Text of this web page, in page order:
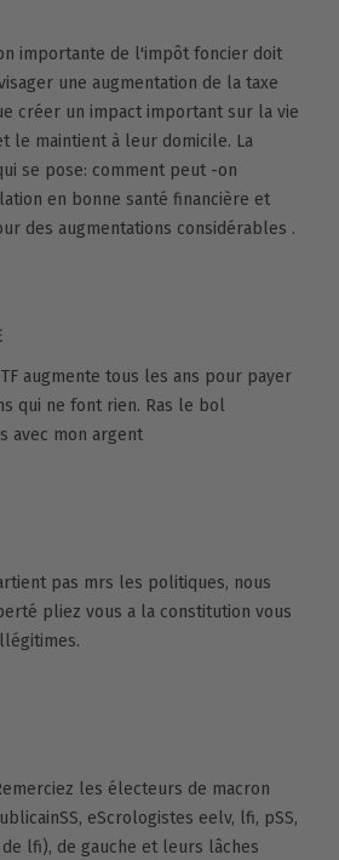
importante de l'impôt foncier doit
une augmentation de la taxe
créer un impact important sur la vie
le maintient à leur domicile. La
se pose: comment peut -on
en bonne santé financière et
des augmentations considérables .
augmente tous les ans pour payer
qui ne font rien. Ras le bol
avec mon argent
pas mrs les politiques, nous
pliez vous a la constitution vous
les électeurs de macron
eScrologistes eelv, lfi, pSS,
lfi), de gauche et leurs lâches